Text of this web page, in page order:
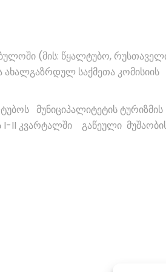
(მის: წყალტუბო,
ახალგაზრდულ საქმეთა კომისიის
მუნიციპალიტეტის ტურიზმის
I-II კვარტალში გაწეული